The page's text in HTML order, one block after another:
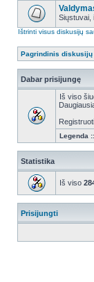
Siųstuvai,
Ištrinti visus diskusijų
Pagrindinis diskusijų
Dabar prisijungę
Iš viso
Legenda ::
Statistika
Iš viso
Prisijungti